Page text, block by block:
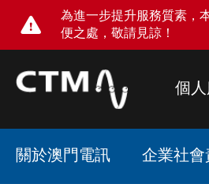
為進一步提升服務質素，
便之處，敬請見諒！
個
關於澳門電訊 企業社會